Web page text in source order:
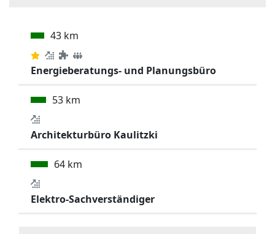
43 km
Energieberatungs- und Planungsbüro
53 km
Architekturbüro Kaulitzki
64 km
Elektro-Sachverständiger